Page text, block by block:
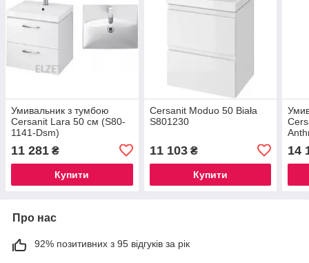
Умивальник з тумбою
Cersanit Lara 50 см (S80-
1141-Dsm)
11 281 ₴
Купити
Cersanit Moduo 50 Biała
S801230
11 103₴
Купити
14
Про нас
92% позитивних з 95 відгуків за рік